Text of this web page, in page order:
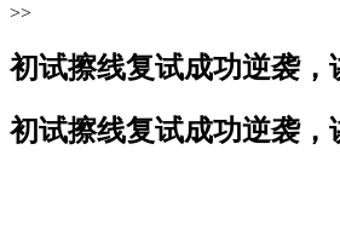
>>
初试擦线复试成功逆袭
初试擦线复试成功逆袭